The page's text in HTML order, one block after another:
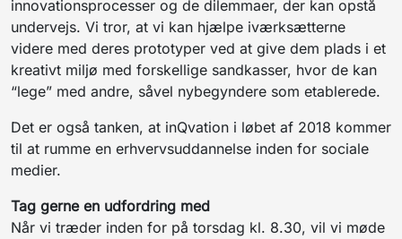
innovationsprocesser og de dilemmaer, der kan opstå
undervejs. Vi tror, at vi kan hjælpe iværksætterne
videre med deres prototyper ved at give dem plads i et
kreativt miljø med forskellige sandkasser, hvor de kan
“lege” med andre, såvel nybegyndere som etablerede.
Det er også tanken, at inQvation i løbet af 2018 kommer
til at rumme en erhvervsuddannelse inden for sociale
medier.
Tag gerne en udfordring med
Når vi træder inden for på torsdag kl. 8.30, vil vi møde